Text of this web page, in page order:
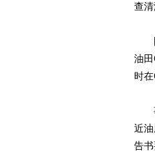
查
国
油
时
事
近
告